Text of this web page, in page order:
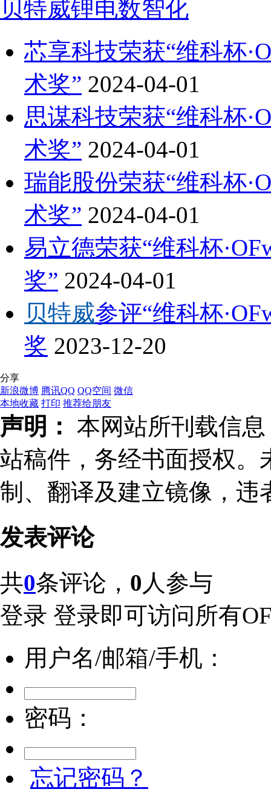
贝特威锂电数智化
芯享科技荣获“维科杯
术奖” 2024-04-01
思谋科技荣获“维科杯
术奖” 2024-04-01
瑞能股份荣获“维科杯
术奖” 2024-04-01
易立德荣获“维科杯
奖” 2024-04-01
贝特威参评“维科杯
奖 2023-12-20
分享
新浪微博 腾讯QQ QQ空间 微信
本地收藏 打印 推荐给朋友
声明： 本网站所刊载信
站稿件，务经书面授权。
制、翻译及建立镜像，违
发表评论
共0条评论， 0 人参与
登录 登录即可访问所有
用户名/邮箱/手机：
密码：
忘记密码？